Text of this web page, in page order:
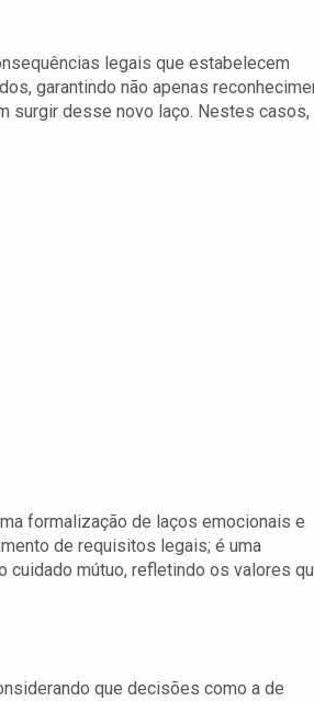
legais que estabelecem
garantindo não apenas
surgir desse novo laço. Nestes casos,
formalização de laços emocionais e
de requisitos legais; é uma
cuidado mútuo, refletindo os valores
que decisões como a de